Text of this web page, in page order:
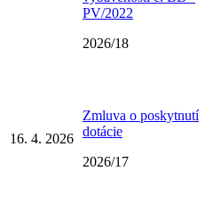
PV/2022
2026/18
16. 4. 2026
Zmluva o poskytnutí
dotácie
2026/17